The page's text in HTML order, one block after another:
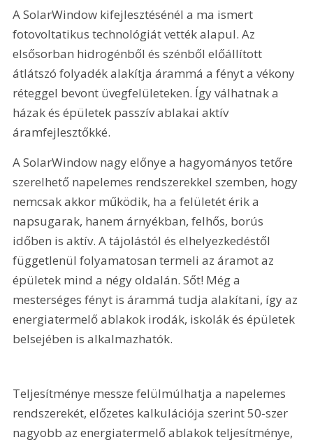
A SolarWindow kifejlesztésénél a ma ismert
fotovoltatikus technológiát vették alapul. Az
elsősorban hidrogénből és szénből előállított
átlátszó folyadék alakítja árammá a fényt a vékony
réteggel bevont üvegfelületeken. Így válhatnak a
házak és épületek passzív ablakai aktív
áramfejlesztőkké.
A SolarWindow nagy előnye a hagyományos tetőre
szerelhető napelemes rendszerekkel szemben, hogy
nemcsak akkor működik, ha a felületét érik a
napsugarak, hanem árnyékban, felhős, borús
időben is aktív. A tájolástól és elhelyezkedéstől
függetlenül folyamatosan termeli az áramot az
épületek mind a négy oldalán. Sőt! Még a
mesterséges fényt is árammá tudja alakítani, így az
energiatermelő ablakok irodák, iskolák és épületek
belsejében is alkalmazhatók.
Teljesítménye messze felülmúlhatja a napelemes
rendszerekét, előzetes kalkulációja szerint 50-szer
nagyobb az energiatermelő ablakok teljesítménye,